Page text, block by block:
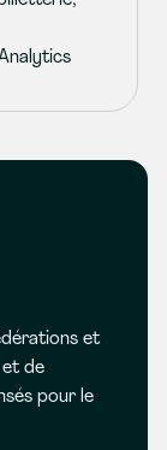
et
et de
pour le